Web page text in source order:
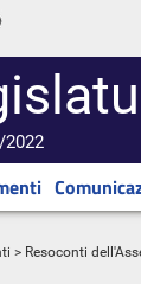
2022
> Resoconti